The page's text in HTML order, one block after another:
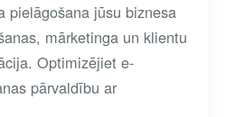
pielāgošana jūsu biznesa
mārketinga un klientu
Optimizējiet e-
pārvaldību ar